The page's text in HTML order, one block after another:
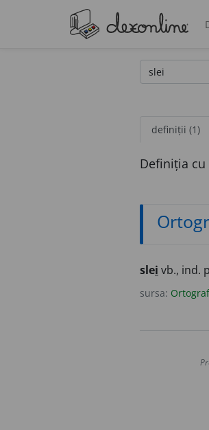
definiții (1)
Definiția cu
slei vb., ind.
sursa: